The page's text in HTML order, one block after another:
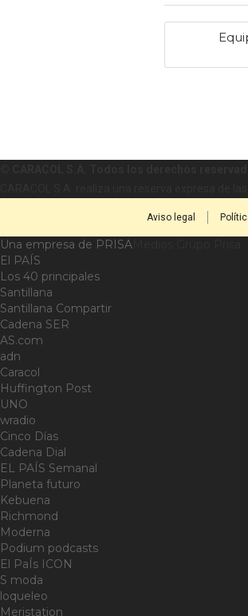
Aviso legal
Una empresa de PRISA
El PAÍS
Los 40 principales
Santillana
Santillana Compartir
Cadena SER
AS.com
adn
Caracol
Huffington Post
UNO
wradio
Cinco Días
Cadena Dial
EL PAÍS Semanal
Planeta futuro
Kebuena
Richmond
Moderna
Podium podcasts
El PaÍs ICON
S moda
loqueleo
Meristation